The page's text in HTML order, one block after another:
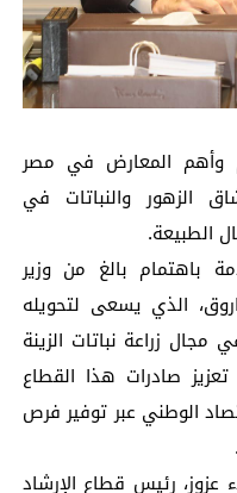
وأهم المعارض في مصر
الزهور والنباتات في
الطبيعة.
باهتمام بالغ من وزير
الذي يسعى لتحويله
زراعة نباتات الزينة
صادرات هذا القطاع
الوطني عبر توفير فرص
رئيس قطاع الإرشاد